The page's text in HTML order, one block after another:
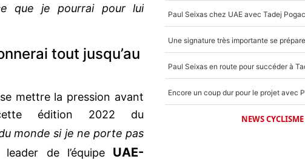
que je pourrai pour lui
tout jusqu’au
mettre la pression avant
édition 2022 du
monde si je ne porte pas
de l’équipe UAE-
NEWS CYCLISME